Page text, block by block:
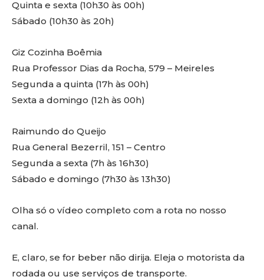
Quinta e sexta (10h30 às 00h)
Sábado (10h30 às 20h)
Giz Cozinha Boêmia
Rua Professor Dias da Rocha, 579 – Meireles
Segunda a quinta (17h às 00h)
Sexta a domingo (12h às 00h)
Raimundo do Queijo
Rua General Bezerril, 151 – Centro
Segunda a sexta (7h às 16h30)
Sábado e domingo (7h30 às 13h30)
Olha só o vídeo completo com a rota no nosso
canal.
E, claro, se for beber não dirija. Eleja o motorista da
rodada ou use serviços de transporte.